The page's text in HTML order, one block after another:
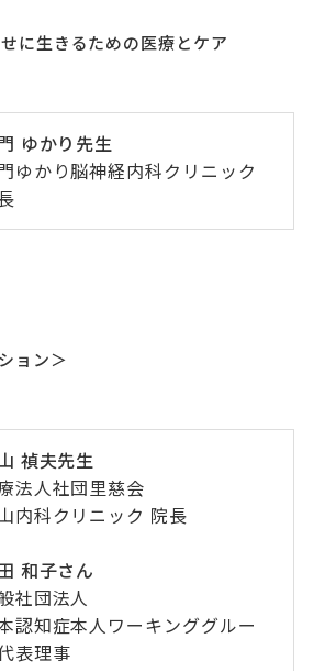
に生きるための医療とケア
ゆかり先生
ゆかり脳神経内科クリニック
ョン＞
禎夫先生
法人社団里慈会
内科クリニック 院長
和子さん
社団法人
認知症本人ワーキンググルー
表理事